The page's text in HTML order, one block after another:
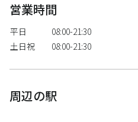
営業時間
平日
08:00-21:30
土日祝
08:00-21:30
周辺の駅